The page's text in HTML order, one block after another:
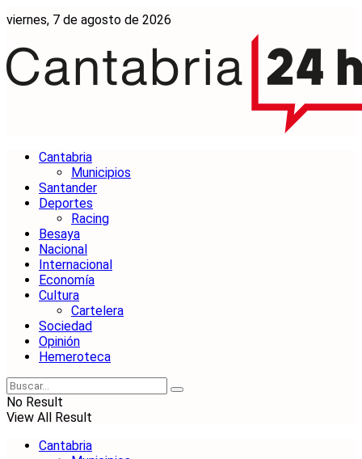
viernes, 7 de agosto de 2026
Cantabria
Municipios
Santander
Deportes
Racing
Besaya
Nacional
Internacional
Economía
Cultura
Cartelera
Sociedad
Opinión
Hemeroteca
No Result
View All Result
Cantabria